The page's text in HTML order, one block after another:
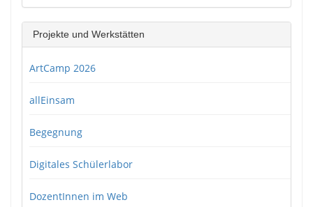
Projekte und Werkstätten
ArtCamp 2026
allEinsam
Begegnung
Digitales Schülerlabor
DozentInnen im Web